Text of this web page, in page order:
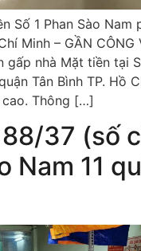
Số 1 Phan Sào Nam
Minh – GẦN CÔNG
gấp nhà Mặt tiền tại
Tân Bình TP. Hồ
cao. Thông […]
37 (số
Nam 11